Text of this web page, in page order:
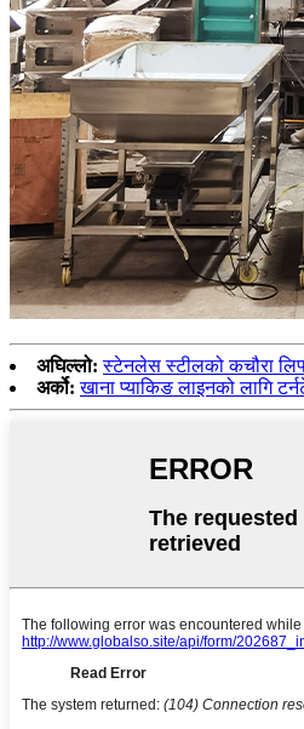
अघिल्लो: स्टेनलेस स्टीलको कचौरा
अर्को: खाना प्याकिङ लाइनको लागि